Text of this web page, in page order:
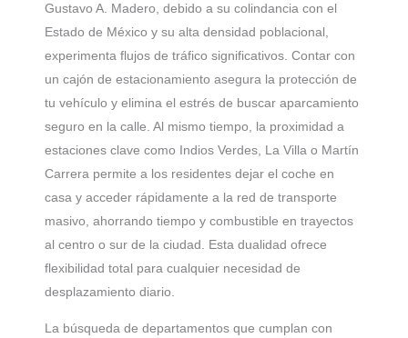
Gustavo A. Madero, debido a su colindancia con el
Estado de México y su alta densidad poblacional,
experimenta flujos de tráfico significativos. Contar con
un cajón de estacionamiento asegura la protección de
tu vehículo y elimina el estrés de buscar aparcamiento
seguro en la calle. Al mismo tiempo, la proximidad a
estaciones clave como Indios Verdes, La Villa o Martín
Carrera permite a los residentes dejar el coche en
casa y acceder rápidamente a la red de transporte
masivo, ahorrando tiempo y combustible en trayectos
al centro o sur de la ciudad. Esta dualidad ofrece
flexibilidad total para cualquier necesidad de
desplazamiento diario.
La búsqueda de departamentos que cumplan con